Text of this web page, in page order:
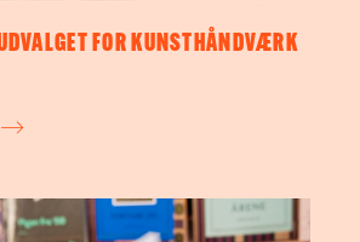
FOR KUNSTHÅNDVÆRK